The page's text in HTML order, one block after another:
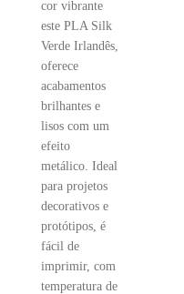
cor vibrante
este PLA Silk
Verde Irlandês,
oferece
acabamentos
brilhantes e
lisos com um
efeito
metálico. Ideal
para projetos
decorativos e
protótipos, é
fácil de
imprimir, com
temperatura de